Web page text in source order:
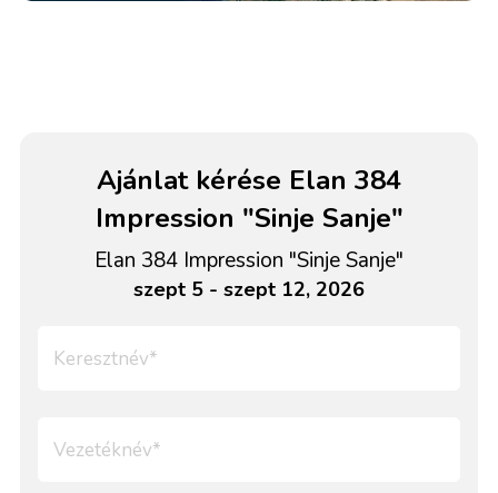
Ajánlat kérése Elan 384
Impression "Sinje Sanje"
Elan 384 Impression "Sinje Sanje"
szept 5 - szept 12, 2026